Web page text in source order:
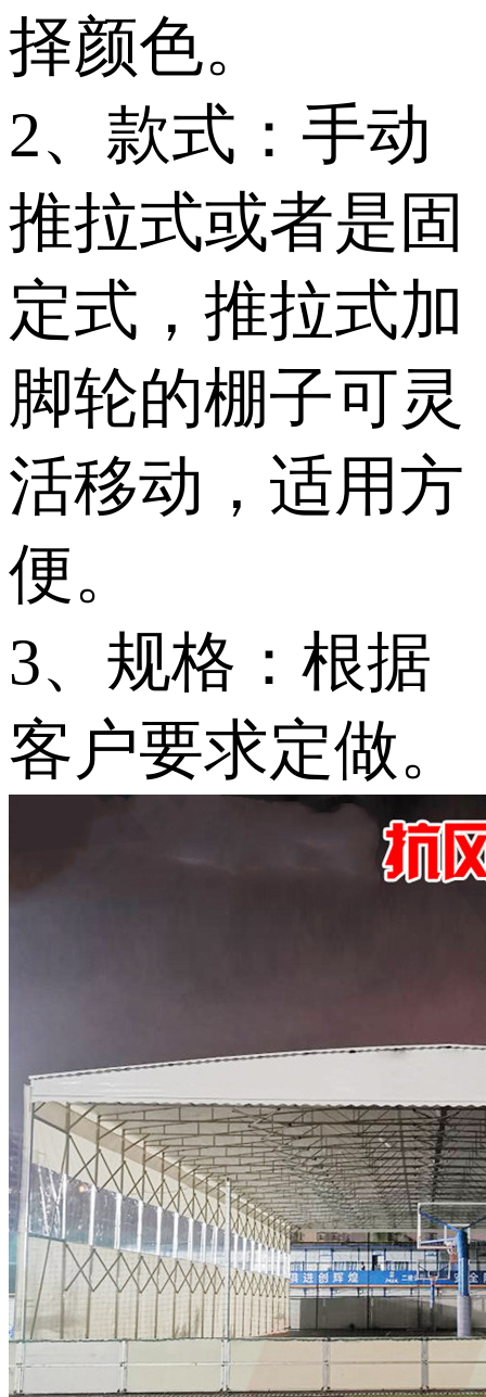
择颜色。
2、款式：手动
推拉式或者是固
定式，推拉式加
脚轮的棚子可灵
活移动，适用方
便。
3、规格：根据
客户要求定做。